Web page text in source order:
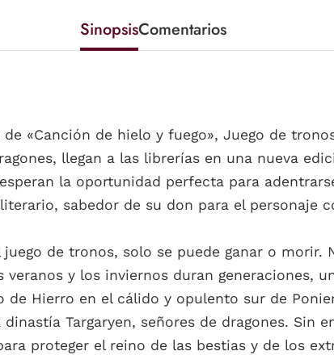
SinopsisComentarios
«Canción de hielo y fuego», Juego de
llegan a las librerías en una nueva
la oportunidad perfecta para
sabedor de su don para el personaje
juego de tronos, solo se puede ganar o morir.
y los inviernos duran generaciones,
de Hierro en el cálido y opulento sur de
Targaryen, señores de dragones. Sin
proteger el reino de las bestias y de los